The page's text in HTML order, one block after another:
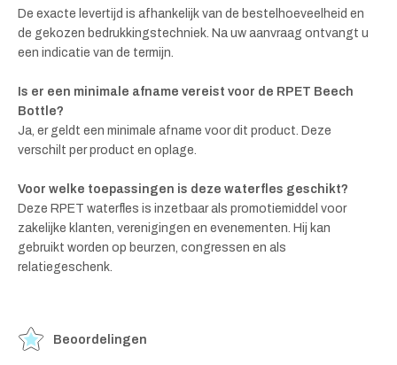
De exacte levertijd is afhankelijk van de bestelhoeveelheid en
de gekozen bedrukkingstechniek. Na uw aanvraag ontvangt u
een indicatie van de termijn.
Is er een minimale afname vereist voor de RPET Beech
Bottle?
Ja, er geldt een minimale afname voor dit product. Deze
verschilt per product en oplage.
Voor welke toepassingen is deze waterfles geschikt?
Deze RPET waterfles is inzetbaar als promotiemiddel voor
zakelijke klanten, verenigingen en evenementen. Hij kan
gebruikt worden op beurzen, congressen en als
relatiegeschenk.
Beoordelingen